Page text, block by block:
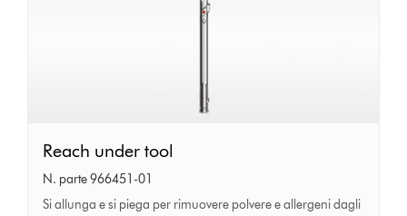
Reach
under
tool
Reach under tool
N. parte 966451-01
Si allunga e si piega per rimuovere polvere e allergeni dagli